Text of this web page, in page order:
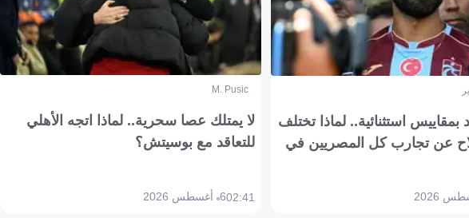
استثنائية.. لماذا تختلف
عن تجارب كل المصريين في
M. Pusic
لا يمتلك عصا سحرية.. لماذا اتجه الأهلي
للتعاقد مع بوسيتش؟
02:416 أغسطس 2026